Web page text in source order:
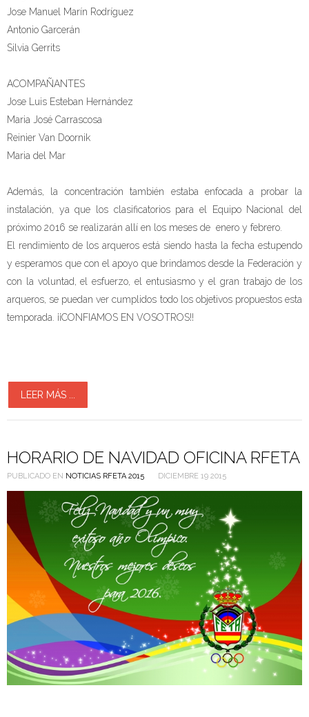
Jose Manuel Marín Rodríguez
Antonio Garcerán
Silvia Gerrits
ACOMPAÑANTES
Jose Luis Esteban Hernández
Maria José Carrascosa
Reinier Van Doornik
Maria del Mar
Además, la concentración también estaba enfocada a probar la
instalación, ya que los clasificatorios para el Equipo Nacional del
próximo 2016 se realizarán allí en los meses de enero y febrero.
El rendimiento de los arqueros está siendo hasta la fecha estupendo
y esperamos que con el apoyo que brindamos desde la Federación y
con la voluntad, el esfuerzo, el entusiasmo y el gran trabajo de los
arqueros, se puedan ver cumplidos todo los objetivos propuestos esta
temporada. ¡¡CONFIAMOS EN VOSOTROS!!
LEER MÁS ...
HORARIO DE NAVIDAD OFICINA RFETA
PUBLICADO EN NOTICIAS RFETA 2015 DICIEMBRE 19 2015